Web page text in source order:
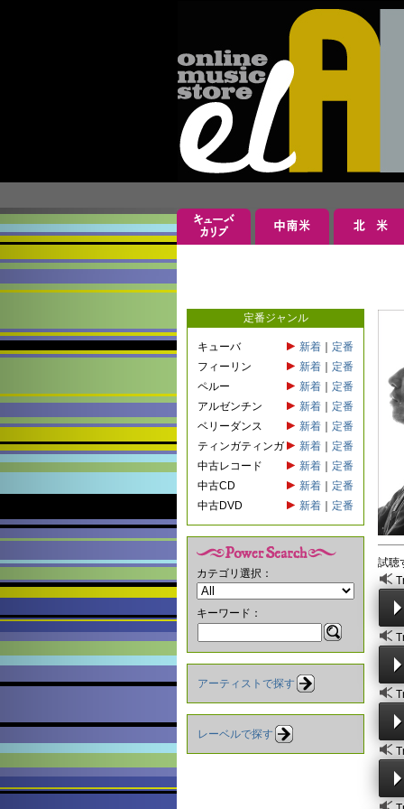
定番ジャンル
キューバ 新着
定番
フィーリン
新着
定番
ペルー
新着
定番
アルゼンチン
新着
定番
ベリーダンス
新着
定番
ティンガティンガ
新着
定番
中古レコード
新着
定番
中古CD
新着
定番
中古DVD
新着 定番
カテゴリ選択：
キーワード：
アーティストで探す
レーベルで探す
試聴